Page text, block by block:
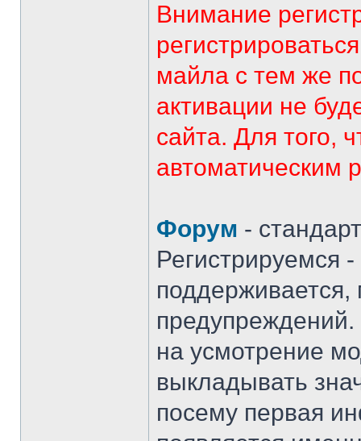
Внимание
майла с тем же
активации не
сайта. Для того,
автоматическим
Форум -
Регистрируемся
на усмотрение
выкладывать
посему первая